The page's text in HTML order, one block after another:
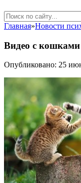
Главная»Новости
Видео с кошками
Опубликовано: 25